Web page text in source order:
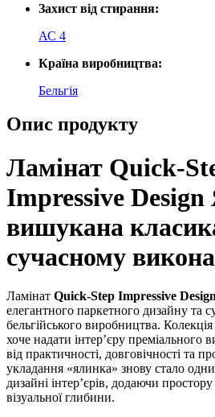
Захист від стирання:
АС 4
Країна виробництва:
Бельгія
Опис продукту
Ламінат Quick-
Impressive
вишукана
сучасному
Ламінат Quick-Step Impressive
елегантного паркетного дизайну та
бельгійського виробництва.
хоче надати інтер’єру преміального
від практичності, довговічності та
укладання «ялинка» знову стало
дизайні інтер’єрів, додаючи
візуальної глибини.